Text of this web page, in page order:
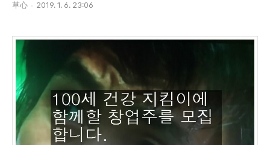
草心 2019. 1. 6. 23:06